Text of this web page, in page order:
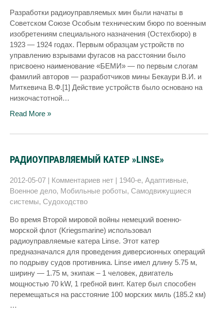
Разработки радиоуправляемых мин были начаты в
Советском Союзе Особым техническим бюро по военным
изобретениям специального назначения (Остехбюро) в
1923 — 1924 годах. Первым образцам устройств по
управлению взрывами фугасов на расстоянии было
присвоено наименование «БЕМИ» — по первым слогам
фамилий авторов — разработчиков мины Бекаури В.И. и
Миткевича В.Ф.[1] Действие устройств было основано на
низкочастотной…
Read More »
РАДИОУПРАВЛЯЕМЫЙ КАТЕР »LINSE»
2012-05-07 | Комментариев нет | 1940-е, Адаптивные,
Военное дело, Мобильные роботы, Самодвижущиеся
системы, Судоходство
Во время Второй мировой войны немецкий военно-
морской флот (Kriegsmarine) использовал
радиоуправляемые катера Linse. Этот катер
предназначался для проведения диверсионных операций
по подрыву судов противника. Linse имел длину 5.75 м,
ширину — 1.75 м, экипаж – 1 человек, двигатель
мощностью 70 kW, 1 гребной винт. Катер был способен
перемещаться на расстояние 100 морских миль (185.2 км)
…